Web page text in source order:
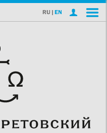
RU | EN